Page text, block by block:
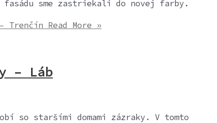
sme zastriekali do novej farby.
Trenčín Read More »
– Láb
so staršími domami zázraky. V tomto